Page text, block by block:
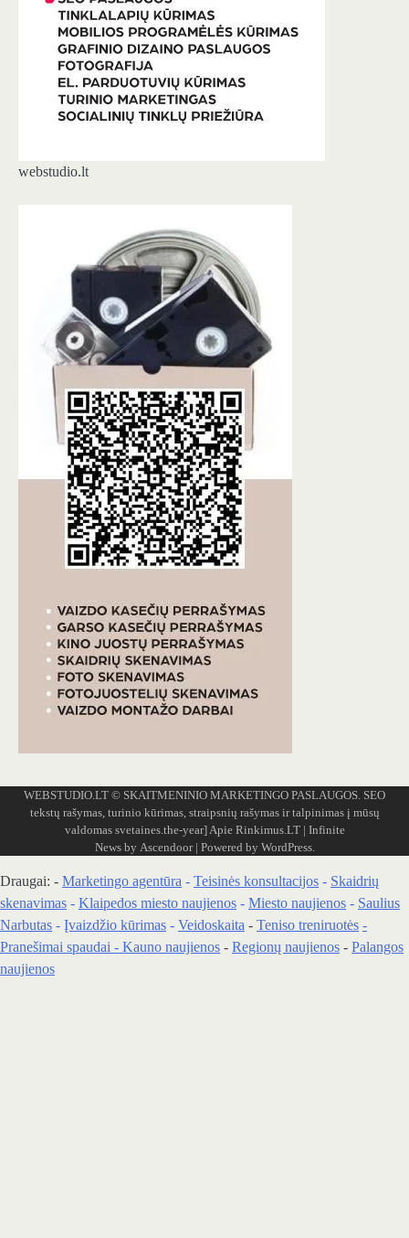
webstudio.lt
WEBSTUDIO.LT © SKAITMENINIO MARKETINGO PASLAUGOS. SEO
tekstų rašymas, turinio kūrimas, straipsnių rašymas ir talpinimas į mūsų
valdomas svetaines.the-year] Apie Rinkimus.LT| Infinite
News by Ascendoor| Powered by WordPress.
Draugai: - Marketingo agentūra - Teisinės konsultacijos - Skaidrių
skenavimas - Klaipedos miesto naujienos - Miesto naujienos - Saulius
Narbutas - Įvaizdžio kūrimas - Veidoskaita - Teniso treniruotės -
Pranešimai spaudai - Kauno naujienos - Regionų naujienos - Palangos
naujienos